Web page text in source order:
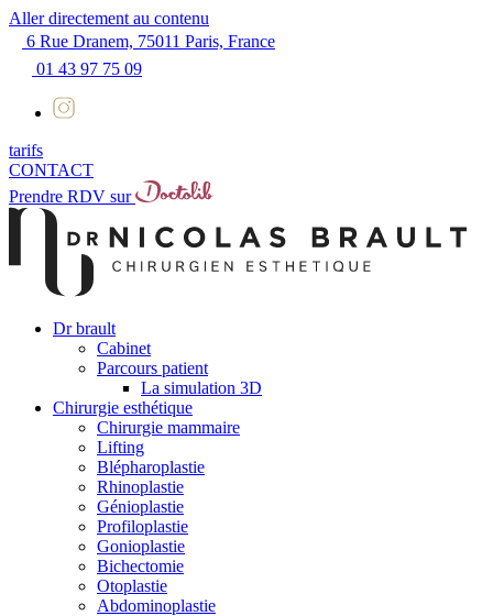
Aller directement au contenu
6 Rue Dranem, 75011 Paris, France
01 43 97 75 09
tarifs
CONTACT
Prendre RDV sur
Dr brault
Cabinet
Parcours patient
La simulation 3D
Chirurgie esthétique
Chirurgie mammaire
Lifting
Blépharoplastie
Rhinoplastie
Génioplastie
Profiloplastie
Gonioplastie
Bichectomie
Otoplastie
Abdominoplastie